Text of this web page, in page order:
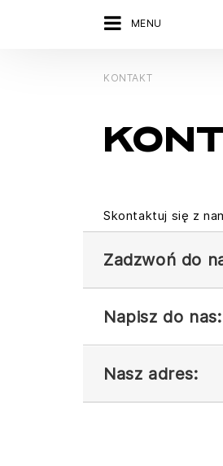
MENU
KONTAKT
Skontaktuj się z
Zadzwoń do
Napisz do nas:
Nasz adres: